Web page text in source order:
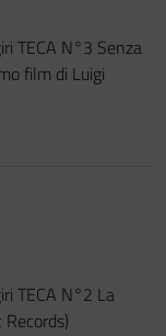
TECA N°3 Senza
film di Luigi
TECA N°2 La